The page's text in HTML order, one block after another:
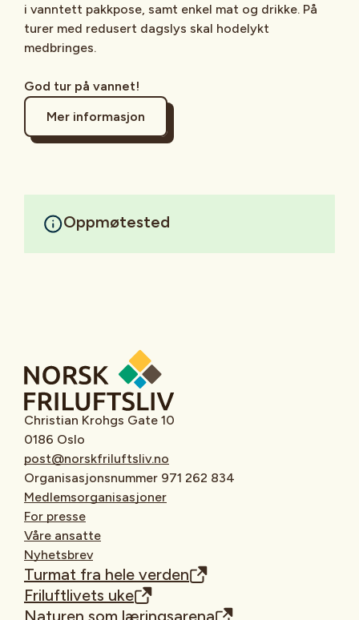
i vanntett pakkpose, samt enkel mat og drikke. På
turer med redusert dagslys skal hodelykt
medbringes.
God tur på vannet!
Mer informasjon
Oppmøtested
Christian Krohgs Gate 10
0186 Oslo
post@norskfriluftsliv.no
Organisasjonsnummer 971 262 834
Medlemsorganisasjoner
For presse
Våre ansatte
Nyhetsbrev
Turmat fra hele verden
Friluftlivets uke
Naturen som læringsarena